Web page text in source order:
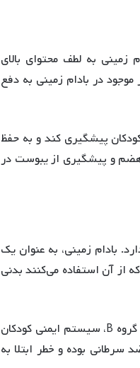
به لطف محتوای بالای
موجود در بادام زمینی به دفع
پیشگیری کند و به حفظ
هضم و پیشگیری از یبوست در
بادام زمینی، به عنوان یک
از آن استفاده می‌کنند بدنی
بادام زمینی به دلیل غنی بودن از مقادیر مناسب کلسیم، ویتامین E و ویتامین‌های گروه B، سیستم ایمنی کودکان
سرطانی بوده و خطر ابتلا به